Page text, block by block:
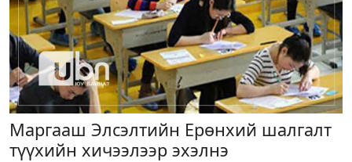
Маргааш Элсэлтийн Ерөнхий шалгалт
түүхийн хичээлээр эхэлнэ